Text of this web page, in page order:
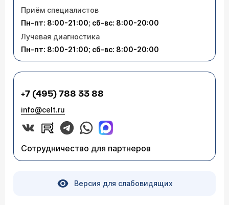
Приём специалистов
Пн-пт: 8:00-21:00; сб-вс: 8:00-20:00
Лучевая диагностика
Пн-пт: 8:00-21:00; сб-вс: 8:00-20:00
+7 (495) 788 33 88
info@celt.ru
Сотрудничество для партнеров
Версия для слабовидящих